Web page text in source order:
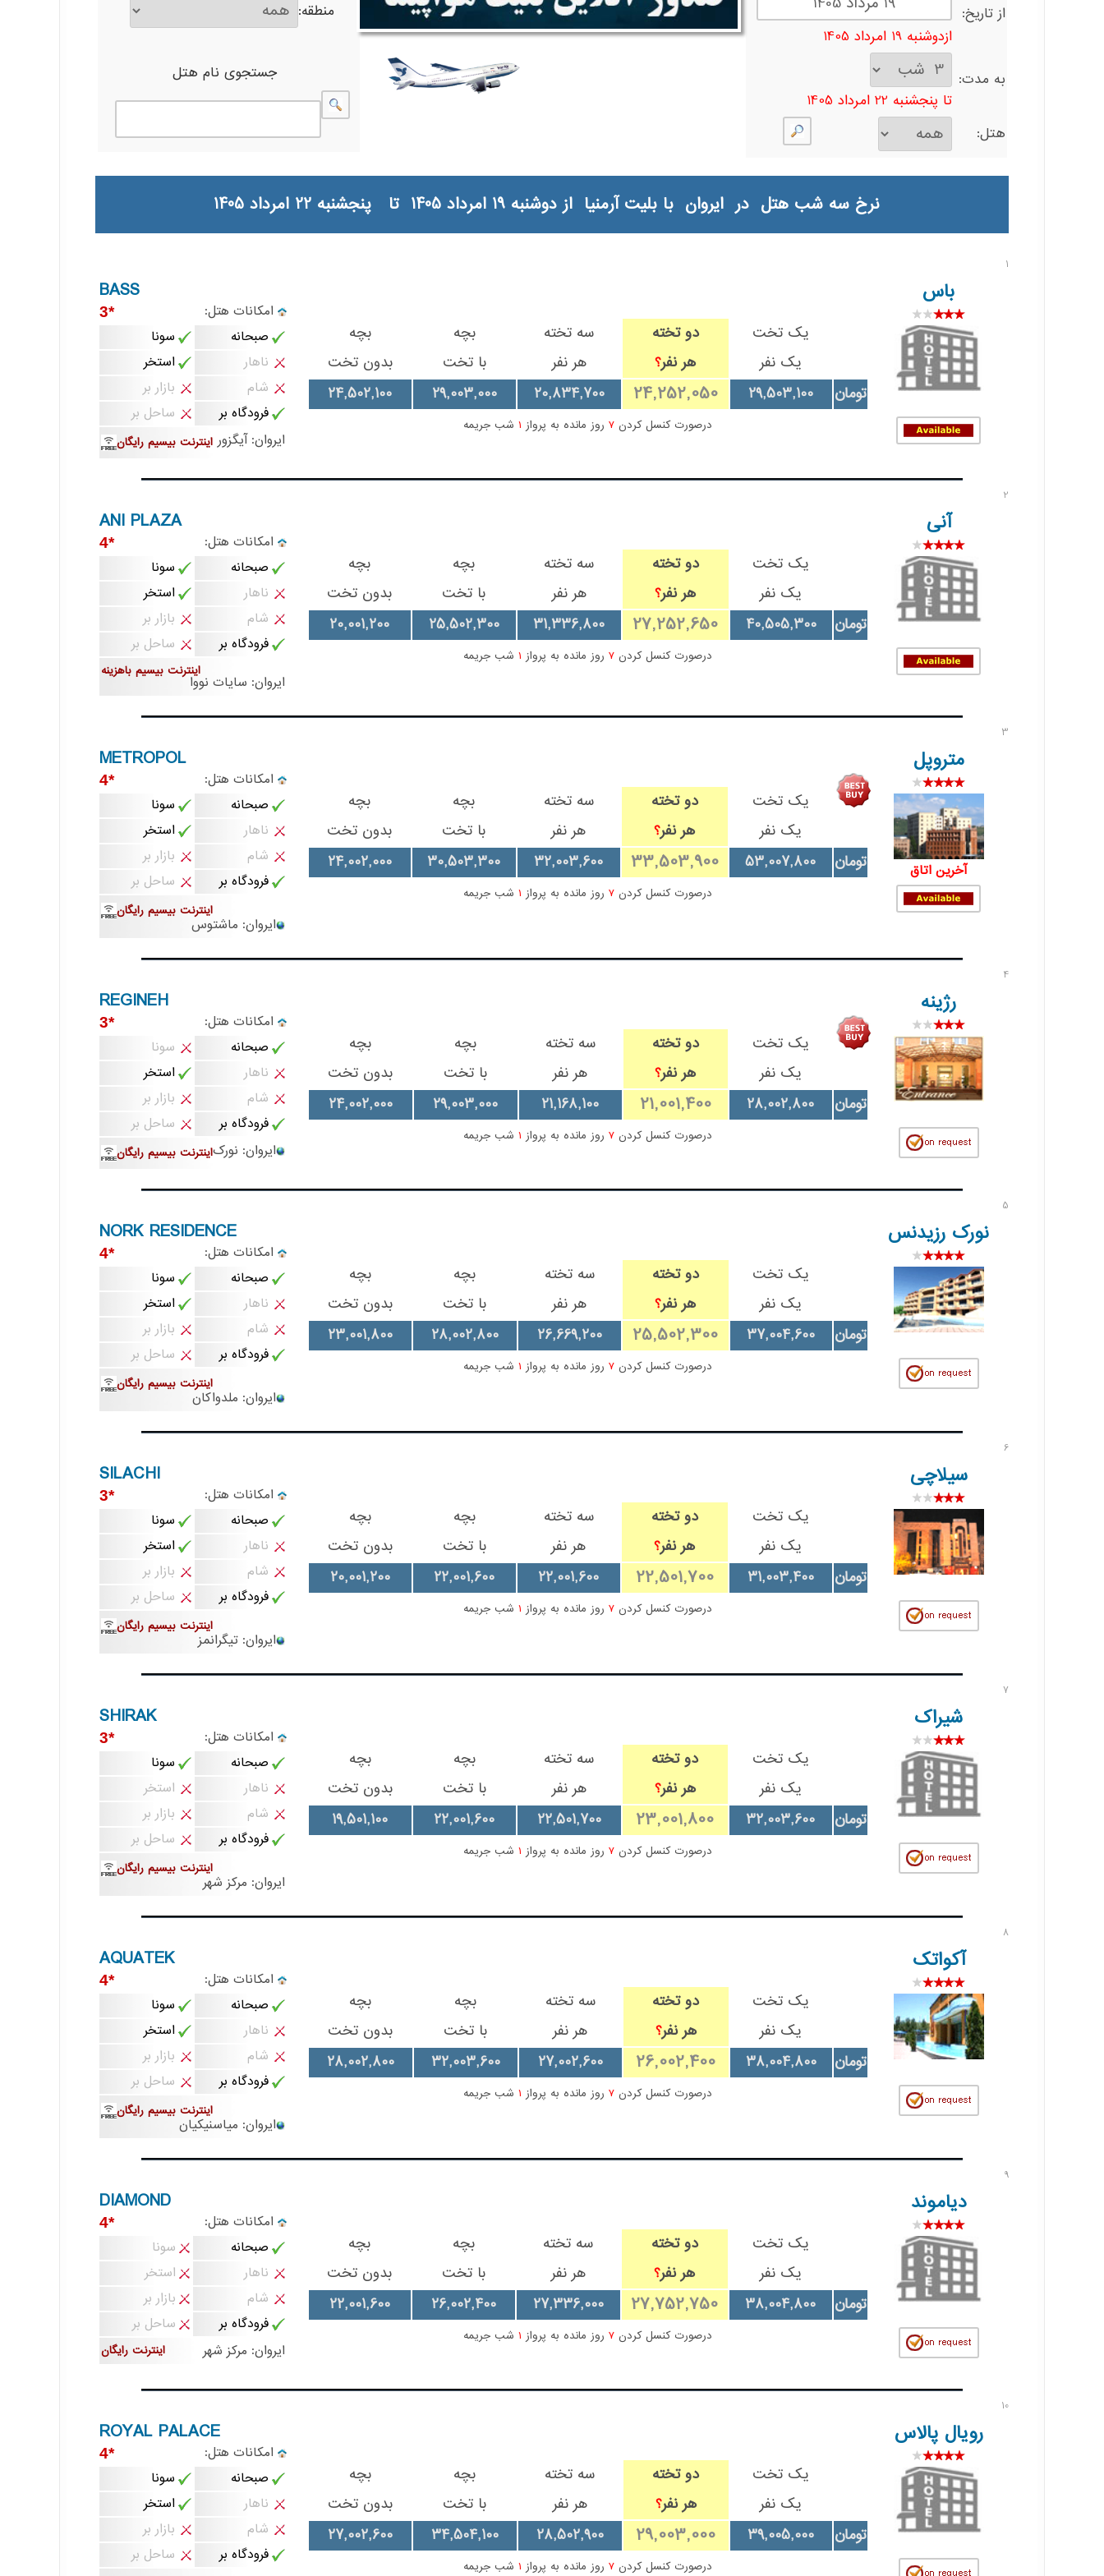
از تاریخ:
ازدوشنبه 19 امرداد 1405
به مدت:
تا پنجشنبه 22 امرداد 1405
هتل:
منطقه:
جستجوی نام هتل
نرخ سه شب هتل در ایروان با بلیت آرمنیا از دوشنبه 19 امرداد 1405 تا پنجشنبه 22 امرداد 1405
1
باس BASS
امکانات هتل: *3
صبحانه
سونا
ناهار
استخر
شام
بازار بر
فرودگاه بر
ساحل بر
اینترنت بیسیم رایگان ایروان: آیگزور
یک تخت
یک نفر
دو تخته
هر نفر؟
سه تخته
هر نفر
بچه
با تخت
بچه
بدون تخت
تومان
29,503,100
24,252,050
20,834,700
29,003,000
24,502,100
درصورت کنسل کردن روز مانده به پرواز شب جریمه
2
آنی ANI PLAZA
امکانات هتل: *4
صبحانه
سونا
ناهار
استخر
شام
بازار بر
فرودگاه بر
ساحل بر
اینترنت بیسیم باهزینه
ایروان: سایات نووا
یک تخت
یک نفر
دو تخته
هر نفر؟
سه تخته
هر نفر
بچه
با تخت
بچه
بدون تخت
تومان
40,505,300
27,252,650
31,336,800
25,502,300
20,001,200
درصورت کنسل کردن روز مانده به پرواز شب جریمه
3
متروپل
آخرین اتاق
METROPOL
امکانات هتل: *4
صبحانه
سونا
ناهار
استخر
شام
بازار بر
فرودگاه بر
ساحل بر
اینترنت بیسیم رایگان
ایروان: ماشتوس
یک تخت
یک نفر
دو تخته
هر نفر؟
سه تخته
هر نفر
بچه
با تخت
بچه
بدون تخت
تومان
53,007,800
33,503,900
32,003,600
30,503,300
24,002,000
درصورت کنسل کردن روز مانده به پرواز شب جریمه
4
رژینه REGINEH
امکانات هتل: *3
صبحانه
سونا
ناهار
استخر
شام
بازار بر
فرودگاه بر
ساحل بر
اینترنت بیسیم رایگانایروان: نورک
یک تخت
یک نفر
دو تخته
هر نفر؟
سه تخته
هر نفر
بچه
با تخت
بچه
بدون تخت
تومان
28,002,800
21,001,400
21,168,100
29,003,000
24,002,000
درصورت کنسل کردن روز مانده به پرواز شب جریمه
5
نورک رزیدنس NORK RESIDENCE
امکانات هتل: *4
صبحانه
سونا
ناهار
استخر
شام
بازار بر
فرودگاه بر
ساحل بر
اینترنت بیسیم رایگان
ایروان: ملدواکان
یک تخت
یک نفر
دو تخته
هر نفر؟
سه تخته
هر نفر
بچه
با تخت
بچه
بدون تخت
تومان
37,004,600
25,502,300
26,669,200
28,002,800
23,001,800
درصورت کنسل کردن روز مانده به پرواز شب جریمه
6
سیلاچی SILACHI
امکانات هتل: *3
صبحانه
سونا
ناهار
استخر
شام
بازار بر
فرودگاه بر
ساحل بر
اینترنت بیسیم رایگان
ایروان: تیگرانمز
یک تخت
یک نفر
دو تخته
هر نفر؟
سه تخته
هر نفر
بچه
با تخت
بچه
بدون تخت
تومان
31,003,400
22,501,700
22,001,600
22,001,600
20,001,200
درصورت کنسل کردن روز مانده به پرواز شب جریمه
7
شیراک SHIRAK
امکانات هتل: *3
صبحانه
سونا
ناهار
استخر
شام
بازار بر
فرودگاه بر
ساحل بر
اینترنت بیسیم رایگان
ایروان: مرکز شهر
یک تخت
یک نفر
دو تخته
هر نفر؟
سه تخته
هر نفر
بچه
با تخت
بچه
بدون تخت
تومان
32,003,600
23,001,800
22,501,700
22,001,600
19,501,100
درصورت کنسل کردن روز مانده به پرواز شب جریمه
8
آکواتک AQUATEK
امکانات هتل: *4
صبحانه
سونا
ناهار
استخر
شام
بازار بر
فرودگاه بر
ساحل بر
اینترنت بیسیم رایگان
ایروان: میاسنیکیان
یک تخت
یک نفر
دو تخته
هر نفر؟
سه تخته
هر نفر
بچه
با تخت
بچه
بدون تخت
تومان
38,004,800
26,002,400
27,002,600
32,003,600
28,002,800
درصورت کنسل کردن روز مانده به پرواز شب جریمه
9
دیاموند DIAMOND
امکانات هتل: *4
صبحانه
سونا
ناهار
استخر
شام
بازار بر
فرودگاه بر
ساحل بر
اینترنت رایگان ایروان: مرکز شهر
یک تخت
یک نفر
دو تخته
هر نفر؟
سه تخته
هر نفر
بچه
با تخت
بچه
بدون تخت
تومان
38,004,800
27,752,750
27,336,000
26,002,400
22,001,600
درصورت کنسل کردن روز مانده به پرواز شب جریمه
10
رویال پالاس ROYAL PALACE
امکانات هتل: *4
صبحانه
سونا
ناهار
استخر
شام
بازار بر
فرودگاه بر
ساحل بر
یک تخت
یک نفر
دو تخته
هر نفر؟
سه تخته
هر نفر
بچه
با تخت
بچه
بدون تخت
تومان
39,005,000
29,003,000
28,502,900
34,504,100
27,002,600
درصورت کنسل کردن روز مانده به پرواز شب جریمه